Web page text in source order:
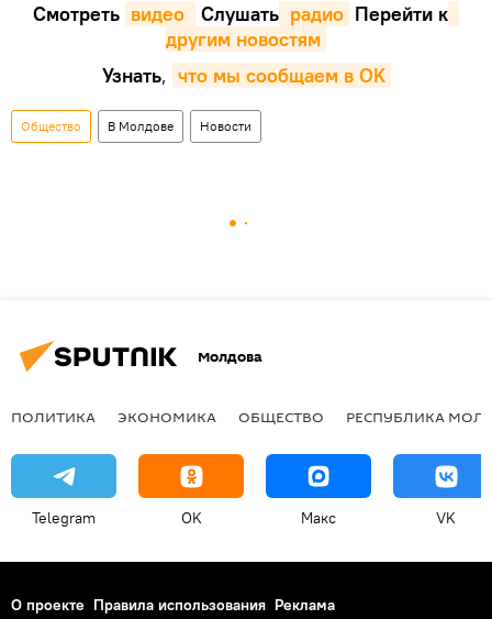
Смотреть видео Cлушать радио Перейти к
другим новостям
Узнать, что мы сообщаем в OK
Общество В Молдове Новости
Молдова
ПОЛИТИКА ЭКОНОМИКА ОБЩЕСТВО РЕСПУБЛИКА
Telegram OK Макс VK
О проекте Правила использования Реклама